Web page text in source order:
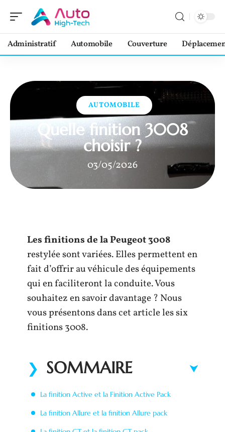
Administratif Automobile Couverture
AUTOMOBILE
Quelle finition 3008
choisir ?
03/05/2026
Les finitions de la Peugeot 3008
restylée sont variées. Elles permettent en
fait d’offrir au véhicule des équipements
qui en faciliteront la conduite. Vous
souhaitez en savoir davantage ? Nous
vous présentons dans cet article les six
finitions 3008.
SOMMAIRE
La finition Active et la Finition Active Pack
La finition Allure et la finition Allure pack